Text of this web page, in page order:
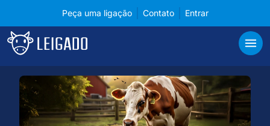
Cases de tecnologia em gerenciamento para
Peça uma ligação Contato Entrar
Leigado